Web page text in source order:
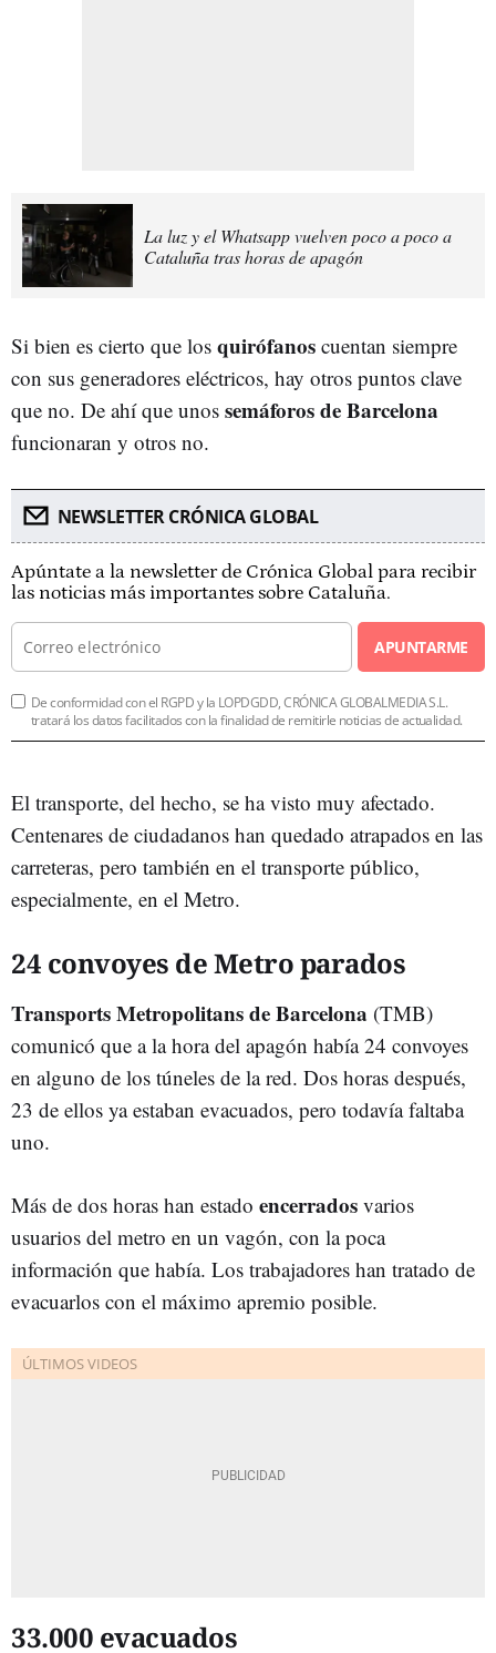
La luz y el Whatsapp vuelven poco a poco a
Cataluña tras horas de apagón
Si bien es cierto que los quirófanos cuentan siempre
con sus generadores eléctricos, hay otros puntos clave
que no. De ahí que unos semáforos de Barcelona
funcionaran y otros no.
NEWSLETTER CRÓNICA GLOBAL
Apúntate a la newsletter de Crónica Global para recibir
las noticias más importantes sobre Cataluña.
APUNTARME
De conformidad con el RGPD y la LOPDGDD, CRÓNICA GLOBALMEDIA S.L.
tratará los datos facilitados con la finalidad de remitirle noticias de actualidad.
El transporte, del hecho, se ha visto muy afectado.
Centenares de ciudadanos han quedado atrapados en las
carreteras, pero también en el transporte público,
especialmente, en el Metro.
24 convoyes de Metro parados
Transports Metropolitans de Barcelona (TMB)
comunicó que a la hora del apagón había 24 convoyes
en alguno de los túneles de la red. Dos horas después,
23 de ellos ya estaban evacuados, pero todavía faltaba
uno.
Más de dos horas han estado encerrados varios
usuarios del metro en un vagón, con la poca
información que había. Los trabajadores han tratado de
evacuarlos con el máximo apremio posible.
33.000 evacuados